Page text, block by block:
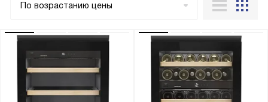
По возрастанию цены